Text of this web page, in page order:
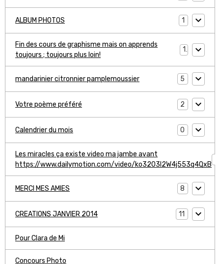
ALBUM PHOTOS 1
Fin des cours de graphisme mais on apprends
toujours ; toujours plus loin!
1
mandarinier citronnier pamplemoussier 5
Votre poème préféré 2
Calendrier du mois 0
Les miracles ça existe video ma jambe avant
https://www.dailymotion.com/video/ko3203l2W4j553q4QxB
MERCI MES AMIES 8
CREATIONS JANVIER 2014 11
Pour Clara de Mi
Concours Photo